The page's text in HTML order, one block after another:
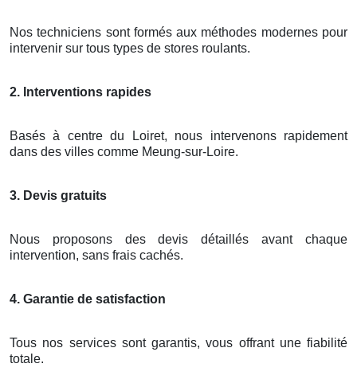
Nos techniciens sont formés aux méthodes modernes pour
intervenir sur tous types de stores roulants.
2. Interventions rapides
Basés à centre du Loiret, nous intervenons rapidement
dans des villes comme Meung-sur-Loire.
3. Devis gratuits
Nous proposons des devis détaillés avant chaque
intervention, sans frais cachés.
4. Garantie de satisfaction
Tous nos services sont garantis, vous offrant une fiabilité
totale.